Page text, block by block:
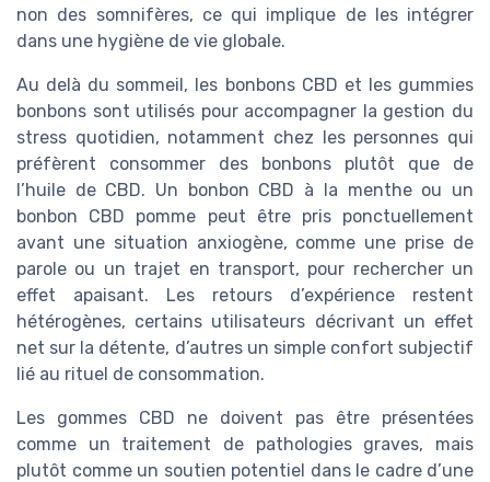
non des somnifères, ce qui implique de les intégrer
dans une hygiène de vie globale.
Au delà du sommeil, les bonbons CBD et les gummies
bonbons sont utilisés pour accompagner la gestion du
stress quotidien, notamment chez les personnes qui
préfèrent consommer des bonbons plutôt que de
l’huile de CBD. Un bonbon CBD à la menthe ou un
bonbon CBD pomme peut être pris ponctuellement
avant une situation anxiogène, comme une prise de
parole ou un trajet en transport, pour rechercher un
effet apaisant. Les retours d’expérience restent
hétérogènes, certains utilisateurs décrivant un effet
net sur la détente, d’autres un simple confort subjectif
lié au rituel de consommation.
Les gommes CBD ne doivent pas être présentées
comme un traitement de pathologies graves, mais
plutôt comme un soutien potentiel dans le cadre d’une